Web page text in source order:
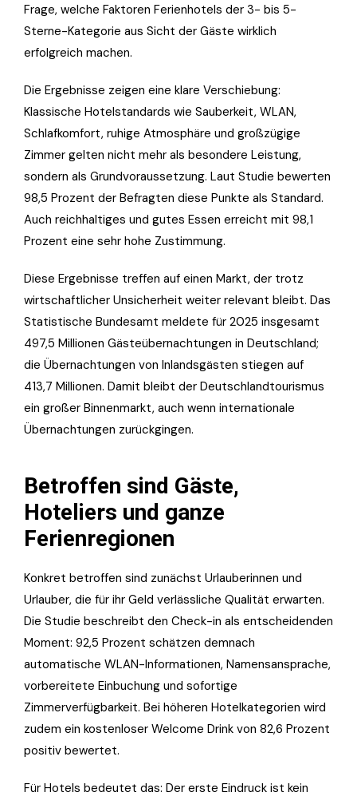
Frage, welche Faktoren Ferienhotels der 3- bis 5-
Sterne-Kategorie aus Sicht der Gäste wirklich
erfolgreich machen.
Die Ergebnisse zeigen eine klare Verschiebung:
Klassische Hotelstandards wie Sauberkeit, WLAN,
Schlafkomfort, ruhige Atmosphäre und großzügige
Zimmer gelten nicht mehr als besondere Leistung,
sondern als Grundvoraussetzung. Laut Studie bewerten
98,5 Prozent der Befragten diese Punkte als Standard.
Auch reichhaltiges und gutes Essen erreicht mit 98,1
Prozent eine sehr hohe Zustimmung.
Diese Ergebnisse treffen auf einen Markt, der trotz
wirtschaftlicher Unsicherheit weiter relevant bleibt. Das
Statistische Bundesamt meldete für 2025 insgesamt
497,5 Millionen Gästeübernachtungen in Deutschland;
die Übernachtungen von Inlandsgästen stiegen auf
413,7 Millionen. Damit bleibt der Deutschlandtourismus
ein großer Binnenmarkt, auch wenn internationale
Übernachtungen zurückgingen.
Betroffen sind Gäste,
Hoteliers und ganze
Ferienregionen
Konkret betroffen sind zunächst Urlauberinnen und
Urlauber, die für ihr Geld verlässliche Qualität erwarten.
Die Studie beschreibt den Check-in als entscheidenden
Moment: 92,5 Prozent schätzen demnach
automatische WLAN-Informationen, Namensansprache,
vorbereitete Einbuchung und sofortige
Zimmerverfügbarkeit. Bei höheren Hotelkategorien wird
zudem ein kostenloser Welcome Drink von 82,6 Prozent
positiv bewertet.
Für Hotels bedeutet das: Der erste Eindruck ist kein